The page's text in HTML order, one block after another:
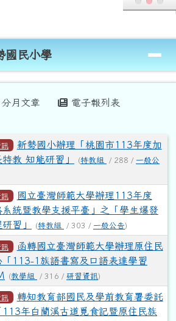
勢國民小學
國民小學
分月文章 電子報列表
新勢國小辦理「桃園市113年度加
教 知能研習」
(特教組 / 288 / 一般公
國立臺灣師範大學辦理113年度
系統暨教學支援平臺」之「學生爆發
習」
(特教組 / 303 / 一般公告)
函轉國立臺灣師範大學辦理原住民
「113-1族語書寫及口語表達學習
(教學組 / 316 / 研習資訊)
轉知教育部國民及學前教育署委託
年白蘭溪古道覓食記暨原住民族